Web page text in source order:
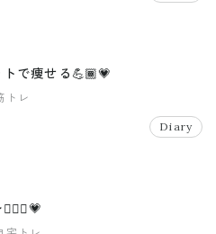
で痩せる💪🏾💗
トレ
Diary